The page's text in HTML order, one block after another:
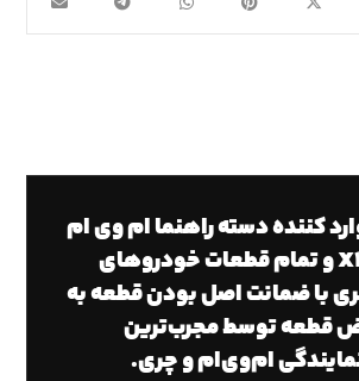
کننده دسته راهنما ام وی ام
550 – X33s و تمام قطعات خودروهای
با ضمانت اصل بودن قطعه به
قطعه توسط مجرب‌ترین
ام‌وی‌ام و چری.